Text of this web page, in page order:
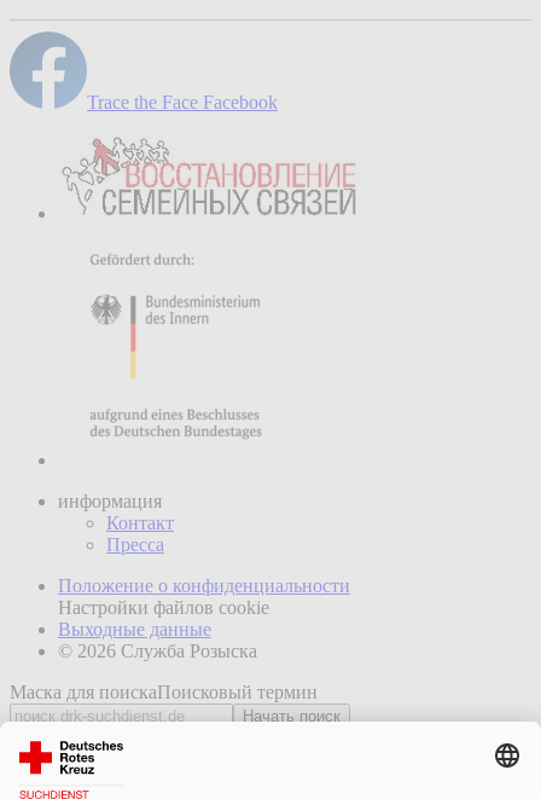
Trace the Face Facebook
информация
Контакт
Пресса
Положение о конфиденциальности
Настройки файлов cookie
Выходные данные
© 2026 Служба Розыска
Маска для поискаПоисковый термин
Начать поиск
Новости
Как мы помогаем